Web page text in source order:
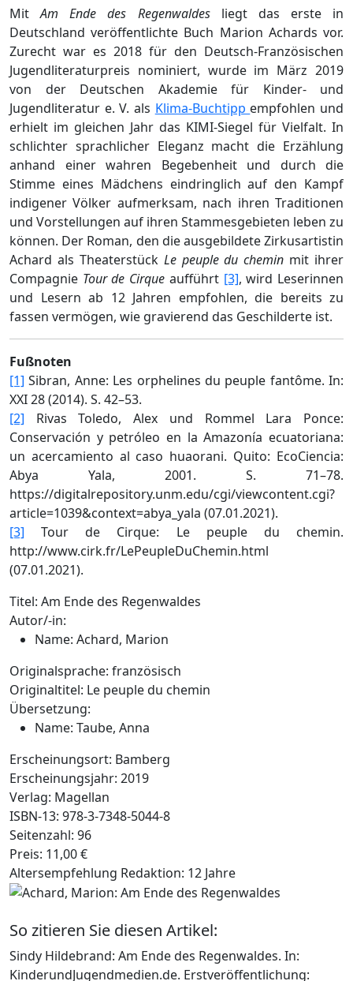
MitAm Ende des Regenwaldesliegt das erste in
Deutschland veröffentlichte Buch Marion Achards vor.
Zurecht war es 2018 für den Deutsch-Französischen
Jugendliteraturpreis nominiert, wurde im März 2019
von der Deutschen Akademie für Kinder- und
Jugendliteratur e. V. als Klima-Buchtipp empfohlen und
erhielt im gleichen Jahr das KIMI-Siegel für Vielfalt. In
schlichter sprachlicher Eleganz macht die Erzählung
anhand einer wahren Begebenheit und durch die
Stimme eines Mädchens eindringlich auf den Kampf
indigener Völker aufmerksam, nach ihren Traditionen
und Vorstellungen auf ihren Stammesgebieten leben zu
können. Der Roman, den die ausgebildete Zirkusartistin
Achard als Theaterstück Le peuple du chemin mit ihrer
Compagnie Tour de Cirque aufführt [3], wird Leserinnen
und Lesern ab 12 Jahren empfohlen, die bereits zu
fassen vermögen, wie gravierend das Geschilderte ist.
Fußnoten
[1] Sibran, Anne: Les orphelines du peuple fantôme. In:
XXI 28 (2014). S. 42–53.
[2] Rivas Toledo, Alex und Rommel Lara Ponce:
Conservación y petróleo en la Amazonía ecuatoriana:
un acercamiento al caso huaorani. Quito: EcoCiencia:
Abya Yala, 2001. S. 71–78.
https://digitalrepository.unm.edu/cgi/viewcontent.cgi?
article=1039&context=abya_yala (07.01.2021).
[3] Tour de Cirque: Le peuple du chemin.
http://www.cirk.fr/LePeupleDuChemin.html
(07.01.2021).
Titel: Am Ende des Regenwaldes
Autor/-in:
Name: Achard, Marion
Originalsprache: französisch
Originaltitel: Le peuple du chemin
Übersetzung:
Name: Taube, Anna
Erscheinungsort: Bamberg
Erscheinungsjahr: 2019
Verlag: Magellan
ISBN-13: 978-3-7348-5044-8
Seitenzahl: 96
Preis: 11,00 €
Altersempfehlung Redaktion: 12 Jahre
So zitieren Sie diesen Artikel:
Sindy Hildebrand: Am Ende des Regenwaldes. In:
KinderundJugendmedien.de. Erstveröffentlichung: